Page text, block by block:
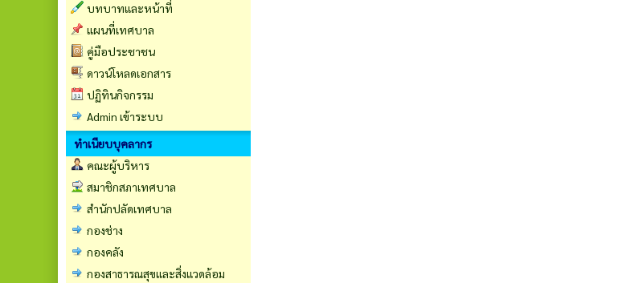
บทบาทและหน้าที่
แผนที่เทศบาล
คู่มือประชาชน
ดาวน์โหลดเอกสาร
ปฏิทินกิจกรรม
Admin เข้าระบบ
ทำเนียบบุคลากร
คณะผู้บริหาร
สมาชิกสภาเทศบาล
สำนักปลัดเทศบาล
กองช่าง
กองคลัง
กองสาธารณสุขและสิ่งแวดล้อม